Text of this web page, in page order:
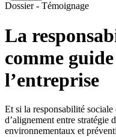
Dossier - Témoignage
La
comme
l’entreprise
Et si la responsabilité
d’alignement entre stratégie
environnementaux et